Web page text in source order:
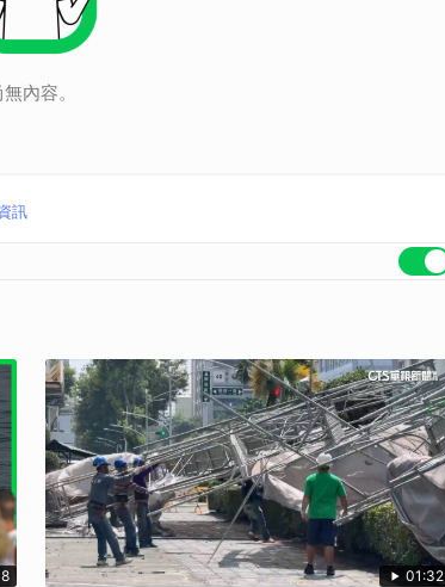
內容。
訊
01:32